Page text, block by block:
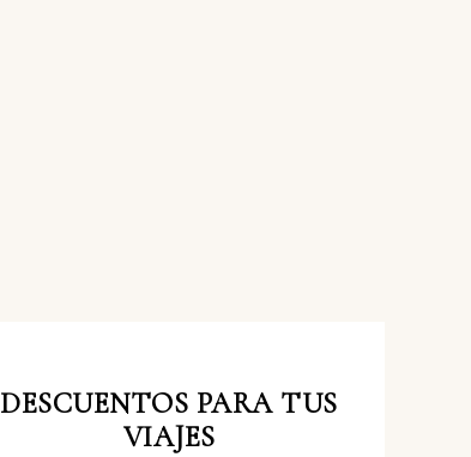
DESCUENTOS PARA TUS
VIAJES